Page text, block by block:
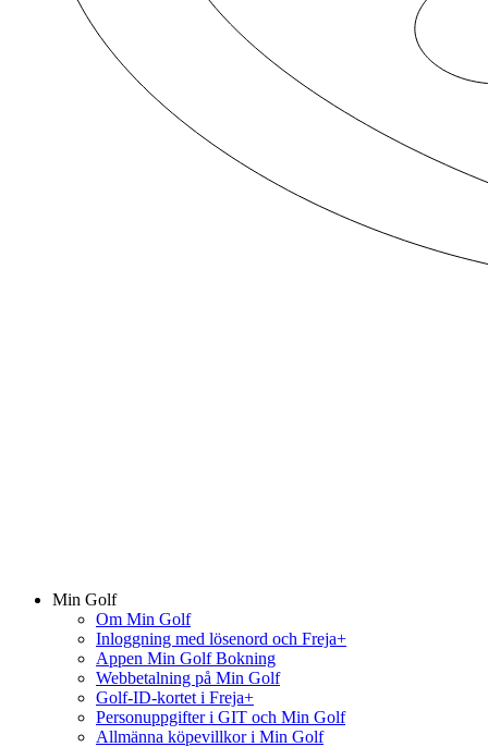
Min Golf
Om Min Golf
Inloggning med lösenord och Freja+
Appen Min Golf Bokning
Webbetalning på Min Golf
Golf-ID-kortet i Freja+
Personuppgifter i GIT och Min Golf
Allmänna köpevillkor i Min Golf